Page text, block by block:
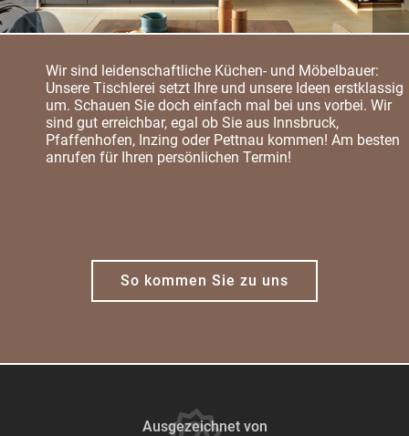
Wir sind leidenschaftliche Küchen- und Möbelbauer:
Unsere Tischlerei setzt Ihre und unsere Ideen erstklassig
um. Schauen Sie doch einfach mal bei uns vorbei. Wir
sind gut erreichbar, egal ob Sie aus Innsbruck,
Pfaffenhofen, Inzing oder Pettnau kommen! Am besten
anrufen für Ihren persönlichen Termin!
So kommen Sie zu uns
Ausgezeichnet von